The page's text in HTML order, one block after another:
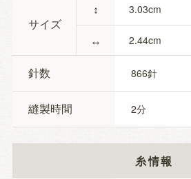
サイズ
↕
↔
3.03
2.44
針数 866
縫製時間 2
糸情報